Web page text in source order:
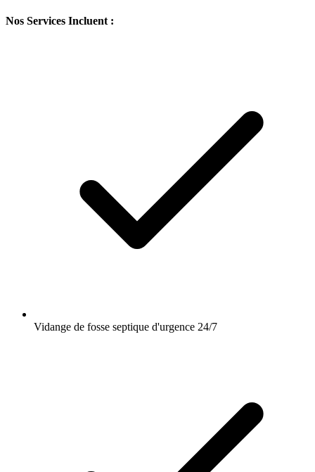
Nos Services Incluent :
Vidange de fosse septique d'urgence 24/7